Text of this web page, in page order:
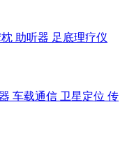
助听器 足底理疗仪
车载通信 卫星定位 传